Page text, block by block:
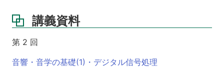
講義資料
第 2 回
音響・音学の基礎(1)・デジタル信号処理